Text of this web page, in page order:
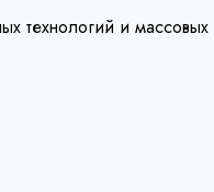
технологий и